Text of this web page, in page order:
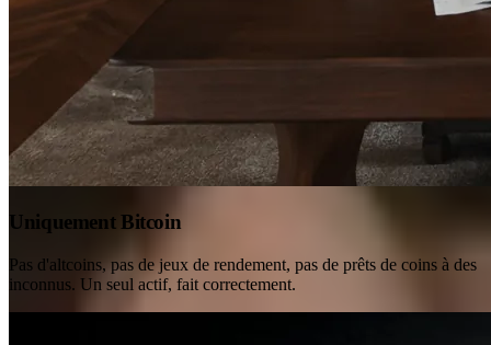
Uniquement Bitcoin
Pas d'altcoins, pas de jeux de rendement, pas de prêts de coins à des
inconnus. Un seul actif, fait correctement.